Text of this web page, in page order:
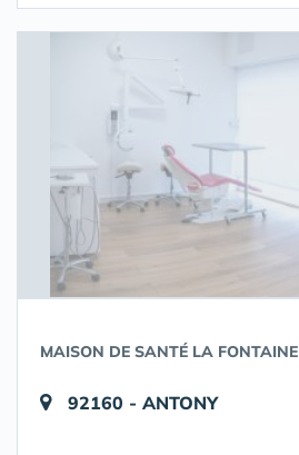
MAISON DE SANTÉ LA FONTAINE
92160 - ANTONY